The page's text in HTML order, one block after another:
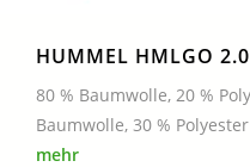
HUMMEL HMLGO
80 % Baumwolle, 20 %
Baumwolle, 30 %
mehr